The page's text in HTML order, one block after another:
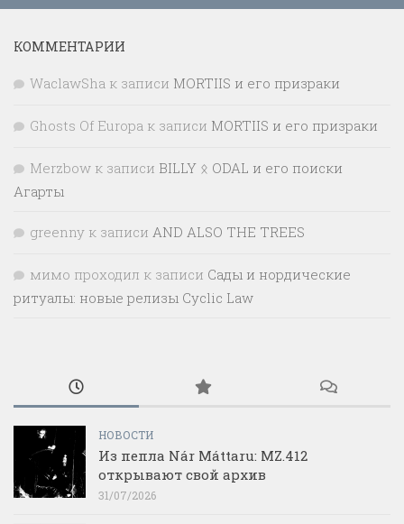
КОММЕНТАРИИ
WaclawSha к записи MORTIIS и его призраки
Ghosts Of Europa к записи MORTIIS и его призраки
Merzbow к записи BILLY ᛟ ODAL и его поиски
Агарты
greenny к записи AND ALSO THE TREES
мимо проходил к записи Сады и нордические
ритуалы: новые релизы Cyclic Law
НОВОСТИ
Из пепла Nár Máttaru: MZ.412
открывают свой архив
31/07/2026